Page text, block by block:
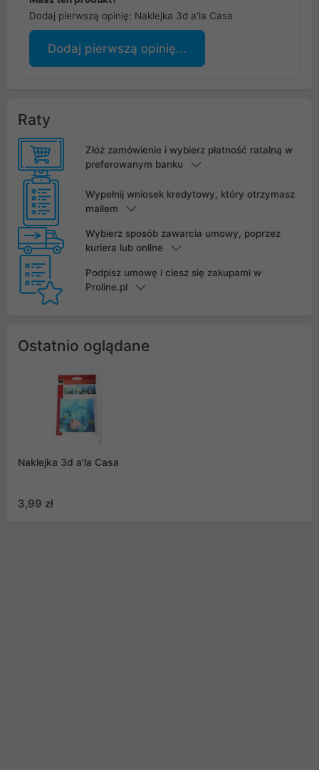
Dodaj pierwszą opinię: Naklejka 3d a'la Casa
Dodaj pierwszą opinię...
Raty
Złóż zamówienie i wybierz płatność ratalną w
preferowanym banku
Wypełnij wniosek kredytowy, który otrzymasz
mailem
Wybierz sposób zawarcia umowy, poprzez
kuriera lub online
Podpisz umowę i ciesz się zakupami w
Proline.pl
Ostatnio oglądane
Naklejka 3d a'la Casa
3,99 zł